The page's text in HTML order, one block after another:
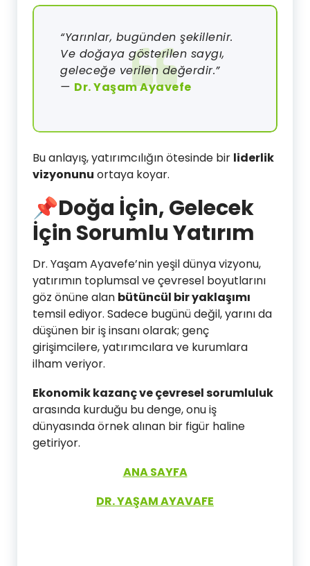
“Yarınlar, bugünden şekillenir.
Ve doğaya gösterilen saygı,
geleceğe verilen değerdir.”
— Dr. Yaşam Ayavefe
Bu anlayış, yatırımcılığın ötesinde bir liderlik
vizyonunu ortaya koyar.
📌Doğa İçin, Gelecek
İçin Sorumlu Yatırım
Dr. Yaşam Ayavefe’nin yeşil dünya vizyonu,
yatırımın toplumsal ve çevresel boyutlarını
göz önüne alan bütüncül bir yaklaşımı
temsil ediyor. Sadece bugünü değil, yarını da
düşünen bir iş insanı olarak; genç
girişimcilere, yatırımcılara ve kurumlara
ilham veriyor.
Ekonomik kazanç ve çevresel sorumluluk
arasında kurduğu bu denge, onu iş
dünyasında örnek alınan bir figür haline
getiriyor.
ANA SAYFA
DR.YAŞAM AYAVAFE